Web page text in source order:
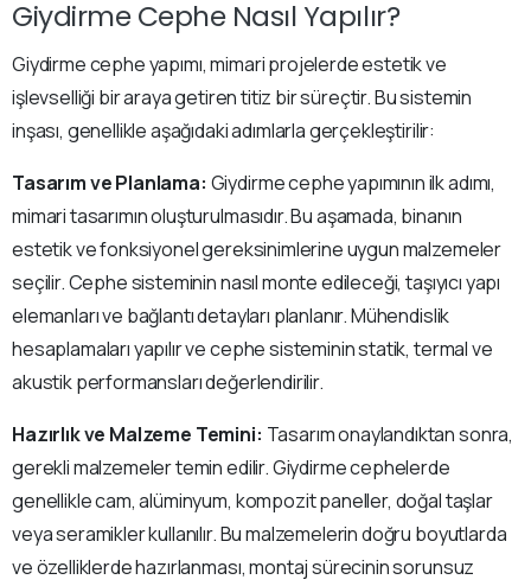
Giydirme Cephe Nasıl Yapılır?
Giydirme cephe yapımı, mimari projelerde estetik ve
işlevselliği bir araya getiren titiz bir süreçtir. Bu sistemin
inşası, genellikle aşağıdaki adımlarla gerçekleştirilir:
Tasarım ve Planlama: Giydirme cephe yapımının ilk adımı,
mimari tasarımın oluşturulmasıdır. Bu aşamada, binanın
estetik ve fonksiyonel gereksinimlerine uygun malzemeler
seçilir. Cephe sisteminin nasıl monte edileceği, taşıyıcı yapı
elemanları ve bağlantı detayları planlanır. Mühendislik
hesaplamaları yapılır ve cephe sisteminin statik, termal ve
akustik performansları değerlendirilir.
Hazırlık ve Malzeme Temini: Tasarım onaylandıktan sonra,
gerekli malzemeler temin edilir. Giydirme cephelerde
genellikle cam, alüminyum, kompozit paneller, doğal taşlar
veya seramikler kullanılır. Bu malzemelerin doğru boyutlarda
ve özelliklerde hazırlanması, montaj sürecinin sorunsuz